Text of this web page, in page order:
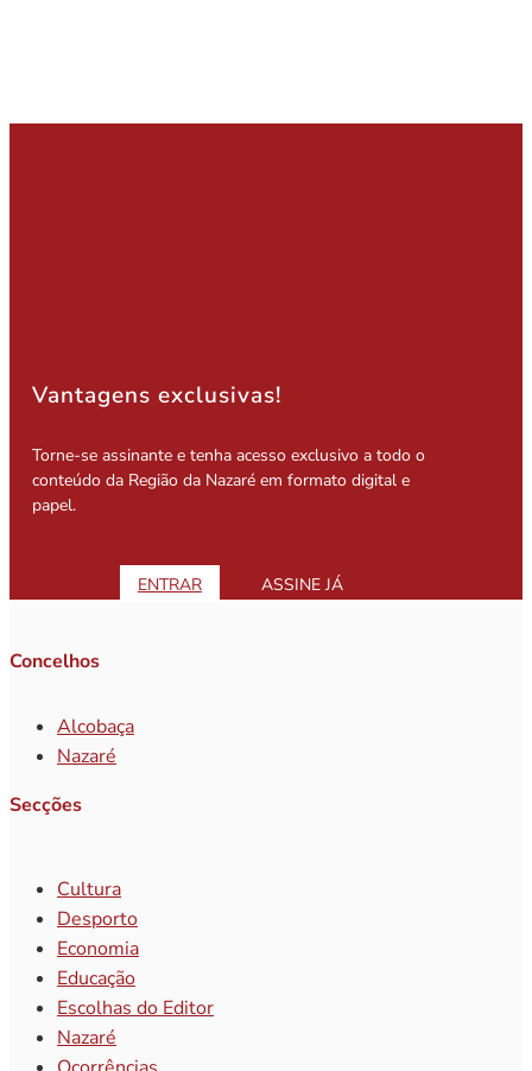
Vantagens exclusivas!
Torne-se assinante e tenha acesso exclusivo a todo o
conteúdo da Região da Nazaré em formato digital e
papel.
ENTRAR ASSINE JÁ
Concelhos
Alcobaça
Nazaré
Secções
Cultura
Desporto
Economia
Educação
Escolhas do Editor
Nazaré